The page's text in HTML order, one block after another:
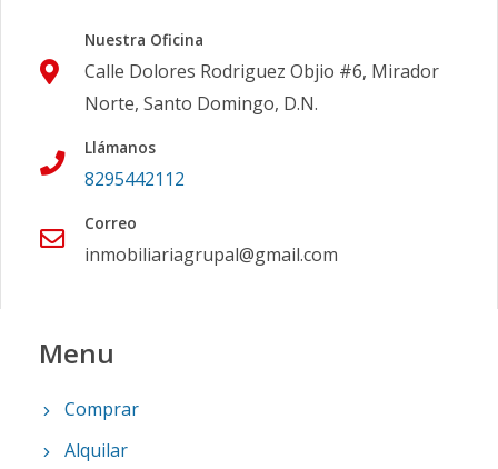
Nuestra Oficina
Calle Dolores Rodriguez Objio #6, Mirador
Norte, Santo Domingo, D.N.
Llámanos
8295442112
Correo
inmobiliariagrupal@gmail.com
Menu
Comprar
Alquilar